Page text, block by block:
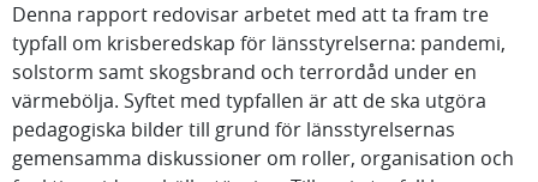
Denna rapport redovisar arbetet med att ta fram tre
typfall om krisberedskap för länsstyrelserna: pandemi,
solstorm samt skogsbrand och terrordåd under en
värmebölja. Syftet med typfallen är att de ska utgöra
pedagogiska bilder till grund för länsstyrelsernas
gemensamma diskussioner om roller, organisation och